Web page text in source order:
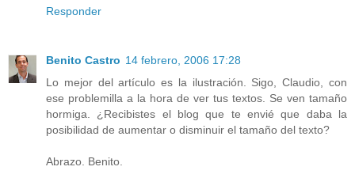
Responder
Benito Castro 14 febrero, 2006 17:28
Lo mejor del artículo es la ilustración. Sigo, Claudio, con
ese problemilla a la hora de ver tus textos. Se ven tamaño
hormiga. ¿Recibistes el blog que te envié que daba la
posibilidad de aumentar o disminuir el tamaño del texto?
Abrazo. Benito.